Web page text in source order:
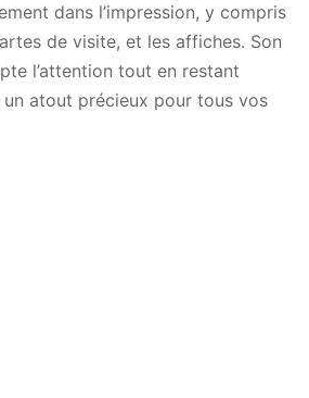
dans l’impression, y compris
de visite, et les affiches. Son
l’attention tout en restant
un atout précieux pour tous vos